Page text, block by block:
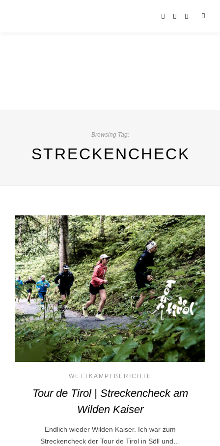
Browsing Tag:
STRECKENCHECK
WETTKAMPFBERICHTE
Tour de Tirol | Streckencheck am
Wilden Kaiser
Endlich wieder Wilden Kaiser. Ich war zum
Streckencheck der Tour de Tirol in Söll und…